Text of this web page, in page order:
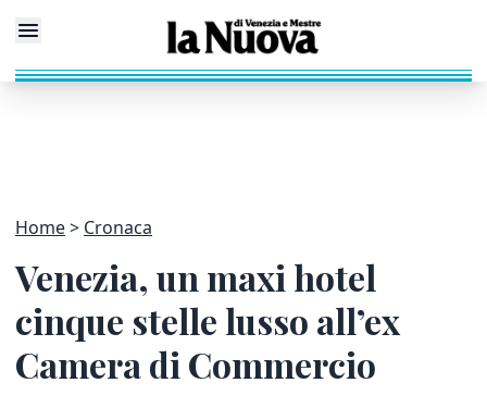
Home Cronaca
Venezia, un maxi hotel
cinque stelle lusso all’ex
Camera di Commercio